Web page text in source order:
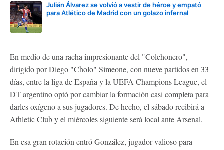
Julián Álvarez se volvió a vestir de héroe y empató
para Atlético de Madrid con un golazo infernal
En medio de una racha impresionante del "Colchonero",
dirigido por Diego "Cholo" Simeone, con nueve partidos en 33
días, entre la liga de España y la UEFA Champions League, el
DT argentino optó por cambiar la formación casi completa para
darles oxígeno a sus jugadores. De hecho, el sábado recibirá a
Athletic Club y el miércoles siguiente será local ante Arsenal.
En esa gran rotación entró González, jugador valioso para